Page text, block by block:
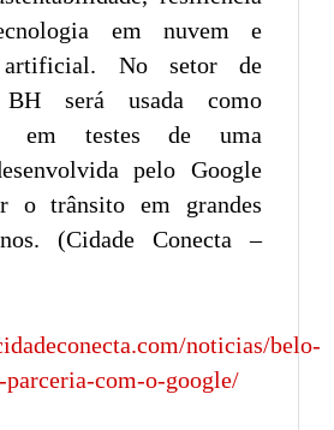
em nuvem e
artificial. No setor de
BH será usada como
em testes de uma
pelo Google
o trânsito em grandes
(Cidade Conecta –
noticias/belo-
com-o-google/